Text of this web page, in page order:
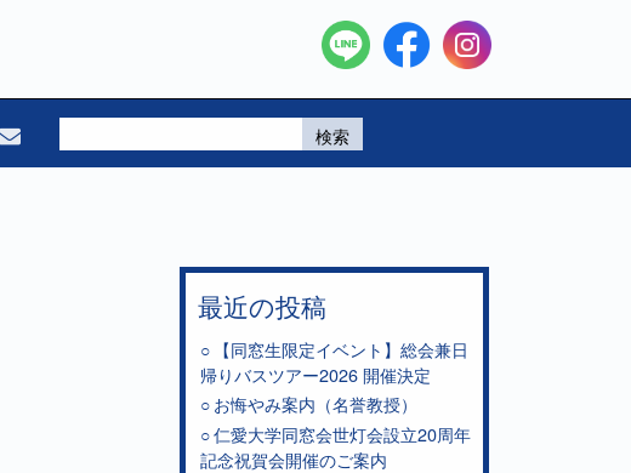
検索
最近の投稿
【同窓生限定イベント】総会兼日
帰りバスツアー2026 開催決定
お悔やみ案内（名誉教授）
仁愛大学同窓会世灯会設立20周年
記念祝賀会開催のご案内